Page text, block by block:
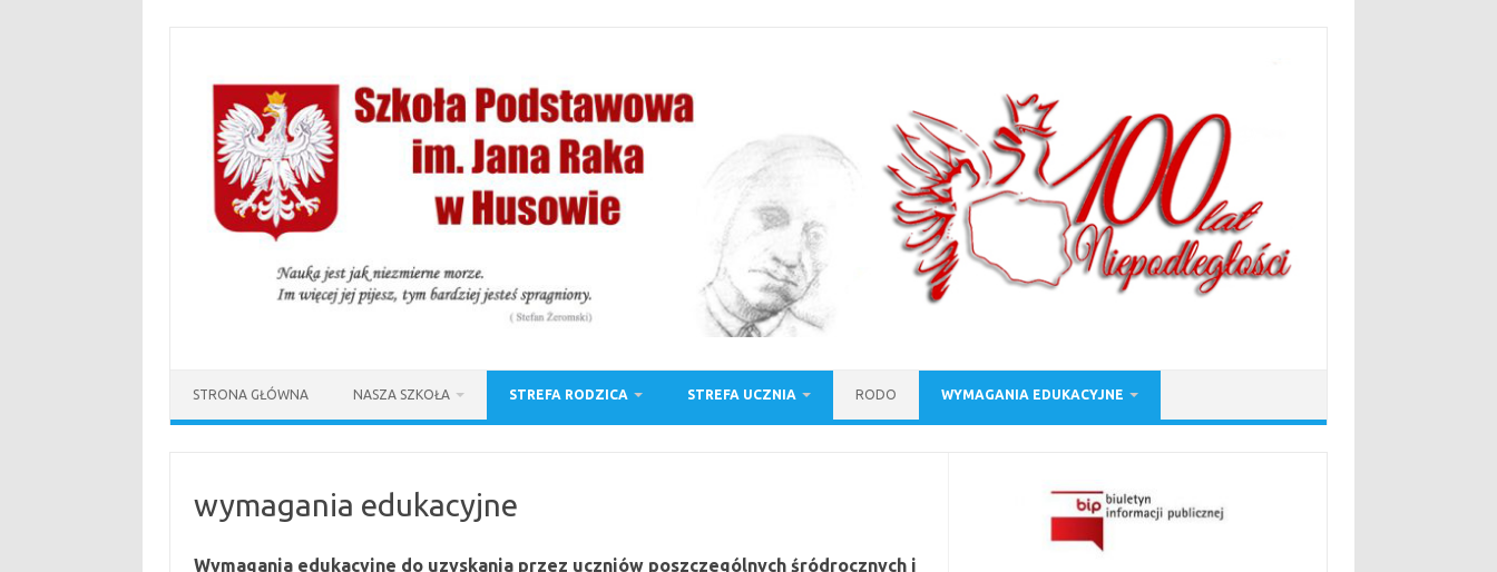
STRONA GŁÓWNA NASZA SZKOŁA STREFA RODZICA STREFA UCZNIA RODO WYMAGANIA EDUKACYJNE
wymagania edukacyjne
Wymagania edukacyjne do uzyskania przez uczniów poszczególnych śródrocznych i